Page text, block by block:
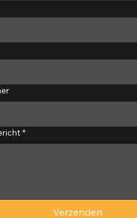
*
Verzenden